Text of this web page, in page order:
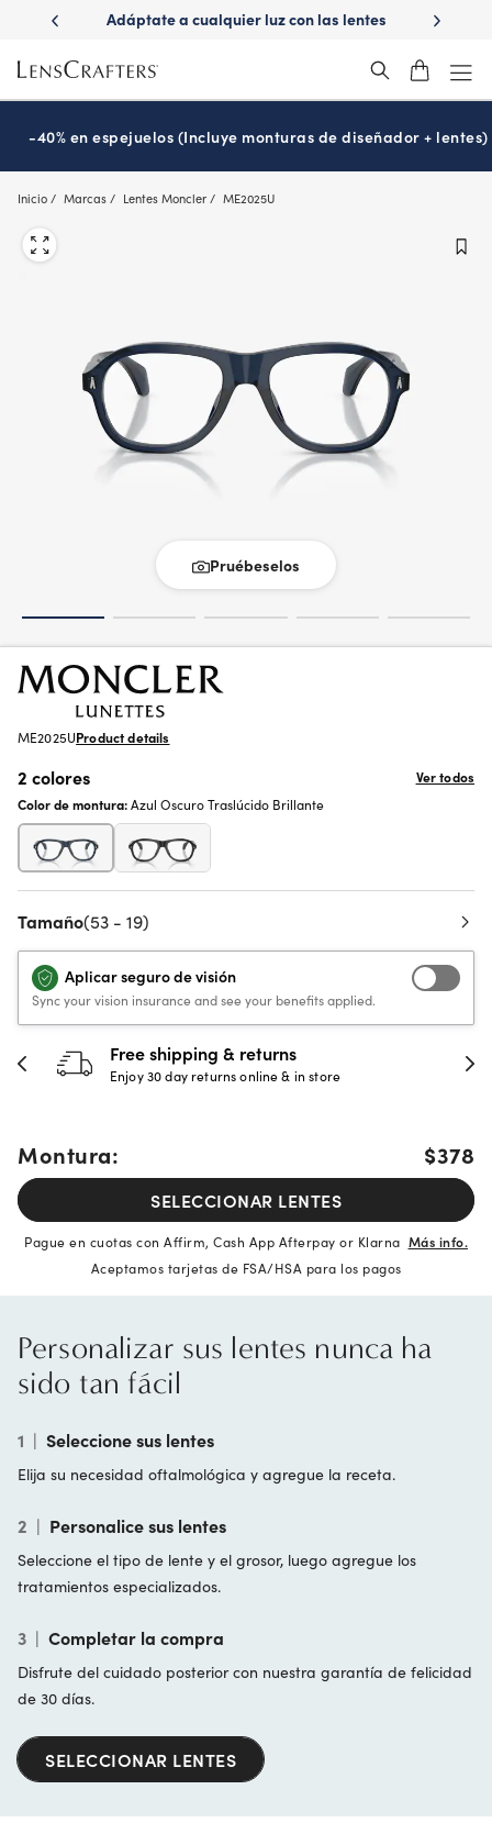
main
content
con
Adáptate a cualquier luz con las lentes
¿Es
-40% en espejuelos (Incluye monturas de diseñador + lentes)
Inicio Marcas Lentes Moncler ME2025U
Pruébeselos
ME2025UProduct details
2 colores
Ver todos
Color de montura:Azul Oscuro Traslúcido Brillante
Tamaño(53 - 19)
Aplicar seguro de visión
Sync your vision insurance and see your benefits applied.
Free shipping & returns
Enjoy 30 day returns online & in store
Montura: $378
SELECCIONAR LENTES
Pague en cuotas con Affirm, Cash App Afterpay or Klarna Más info.
Aceptamos tarjetas de FSA/HSA para los pagos
Personalizar sus lentes nunca ha
sido tan fácil
1 | Seleccione sus lentes
Elija su necesidad oftalmológica y agregue la receta.
2 | Personalice sus lentes
Seleccione el tipo de lente y el grosor, luego agregue los
tratamientos especializados.
3 | Completar la compra
Disfrute del cuidado posterior con nuestra garantía de felicidad
de 30 días.
SELECCIONAR LENTES